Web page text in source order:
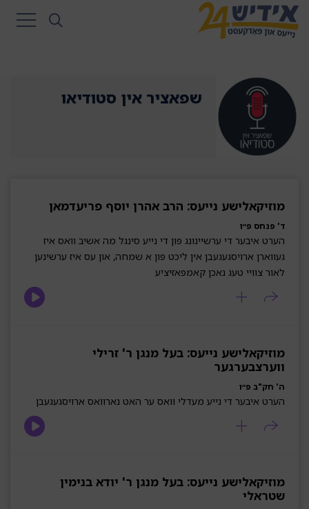
שפאציר אין סטודיאו
מוזיקאלישע נייעס: הרב אהרן יוסף פריעדמאן
ד' פנחס פ״ו
הערט איבער די ערשיינונג פון די נייע סינגל מה אשיב וואס איז
געווארן ארויסגעגעבן אין ליכט פון א שמחה, און עס איז ערשינען
לאור צוויי טעג נאכן קאמפאזיציע
מוזיקאלישע נייעס: בעל מנגן ר' זרילי
ווערצבערגער
ה' חק"ב פ״ו
הערט איבער די נייע מעדלי וואס ער האט נארוואס ארויסגעגעבן
מוזיקאלישע נייעס: בעל מנגן ר' יודא בנימין
שטראלי